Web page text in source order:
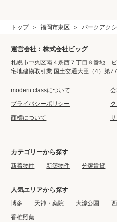
トップ 福岡市東区 パークアク
運営会社：株式会社ビッグ
札幌市中央区南４条西７丁目６番地
宅地建物取引業 国土交通大臣（4）第
modern classについて
プライバシーポリシー
商標について
カテゴリーから探す
新着物件 新築物件 分譲賃貸
人気エリアから探す
博多 天神・薬院 大濠公園
香椎照葉